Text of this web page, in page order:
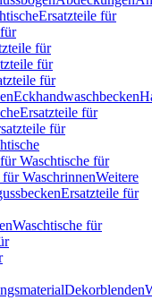
Ersatzteile für
für
für
für
Eckhandwaschbecken
Ersatzteile für
für
Waschtische für
WaschrinnenWeitere
Ersatzteile für
Waschtische für
Dekorblenden